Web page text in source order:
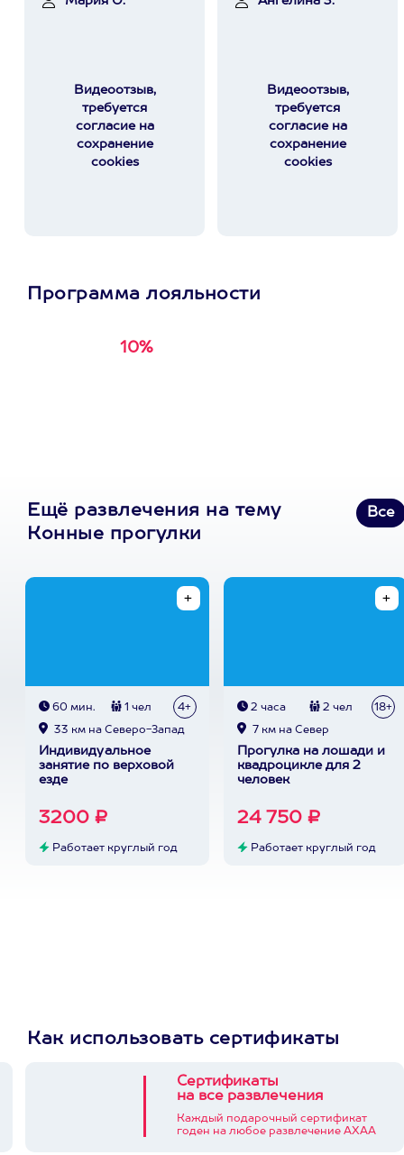
Видеоотзыв,
требуется
согласие на
сохранение
cookies
Видеоотзыв,
требуется
согласие на
сохранение
cookies
Программа лояльности
10%
Ещё развлечения на тему
Конные прогулки
Все
60 мин. 1 чел 4+
33 км на Северо-Запад
Индивидуальное
занятие по верховой
езде
3200 ₽
Работает круглый год
2 часа 2 чел 18+
7 км на Север
Прогулка на лошади и
квадроцикле для 2
человек
24 750 ₽
Работает круглый год
Как использовать сертификаты
Сертификаты
на все развлечения
Каждый подарочный сертификат
годен на любое развлечение АХАА